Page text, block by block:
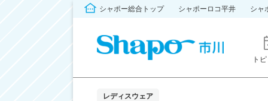
シャポー総合トップ シャポーロコ平井 シャ
ト
レディスウェア